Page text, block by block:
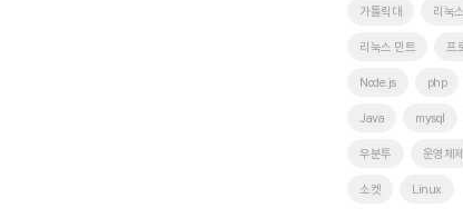
가톨릭대 리눅스
리눅스 민트 프
Node.js php
Java mysql
우분투 운영체제
소켓 Linux